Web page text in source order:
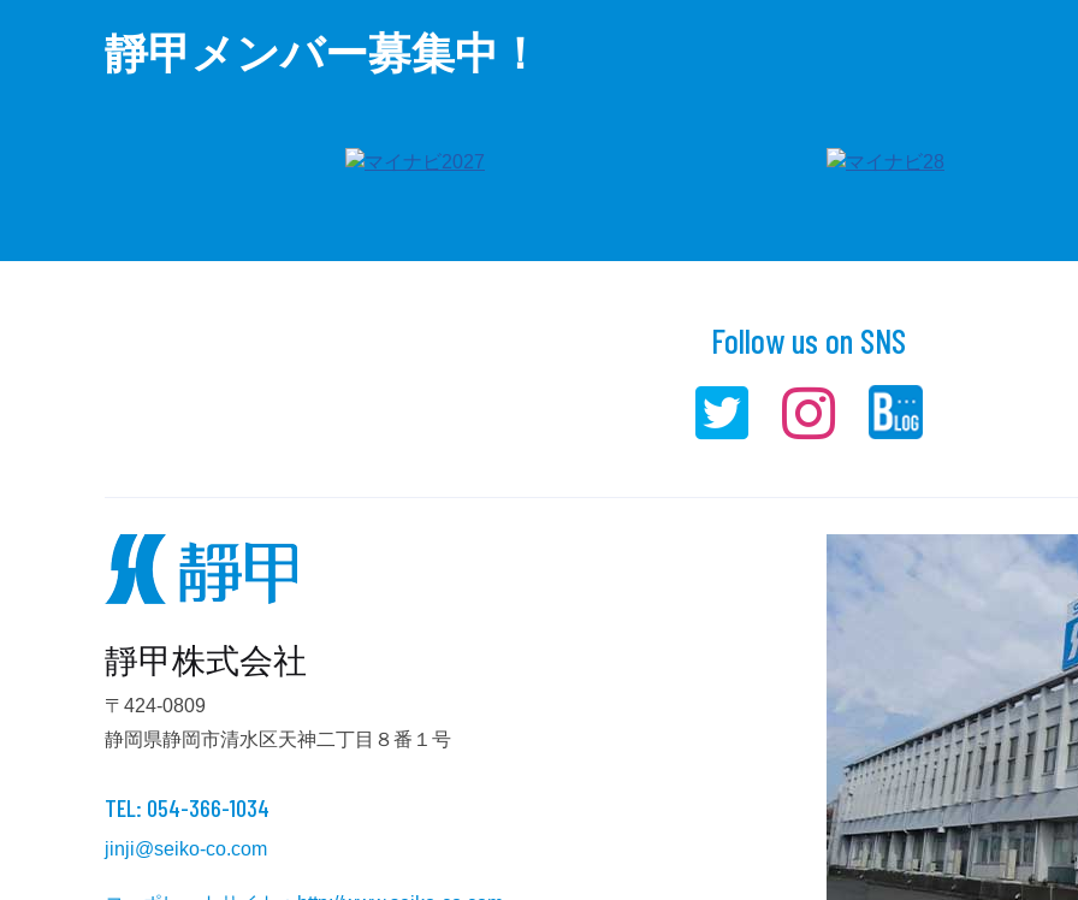
靜甲メンバー募集中！
Follow us on SNS
靜甲株式会社
〒424-0809
静岡県静岡市清水区天神二丁目８番１号
TEL: 054-366-1034
jinji@seiko-co.com